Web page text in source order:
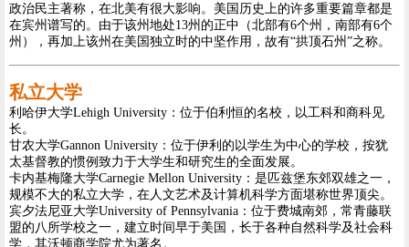
政治民主著称，在北美有很大影响。美国历史上的许多重要篇章都是
在宾州谱写的。由于该州地处13州的正中（北部有6个州，南部有6个
州），再加上该州在美国独立时的中坚作用，故有“拱顶石州”之称。
私立大学
利哈伊大学Lehigh University：位于伯利恒的名校，以工科和商科见
长。
甘农大学Gannon University：位于伊利的以学生为中心的学校，按犹
太基督教的惯例致力于大学生和研究生的全面发展。
卡内基梅隆大学Carnegie Mellon University：是匹兹堡东郊双雄之一，
规模不大的私立大学，在人文艺术及计算机科学方面堪称世界顶尖。
宾夕法尼亚大学University of Pennsylvania：位于费城南郊，常青藤联
盟的八所学校之一，建立时间早于美国，长于各种自然科学及社会科
学，其沃顿商学院尤为著名。